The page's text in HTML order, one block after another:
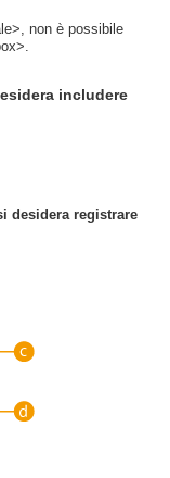
non è possibile
includere
desidera registrare